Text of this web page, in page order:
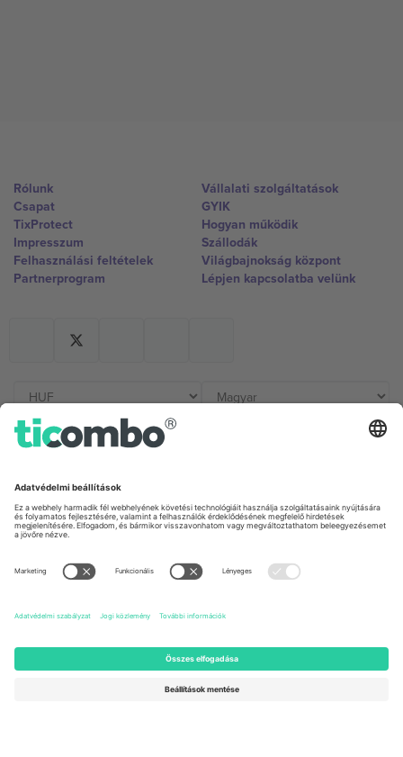
Rólunk
Csapat
TixProtect
Impresszum
Felhasználási feltételek
Partnerprogram
Vállalati szolgáltatások
GYIK
Hogyan működik
Szállodák
Világbajnokság központ
Lépjen kapcsolatba velünk
Germany
Unter den Linden 24, 10117
Berlin, Germany
United Kingdom
167 City Road, London, Greater
Newark, Delaware 19713, United
States
Engelberg, Switzerland